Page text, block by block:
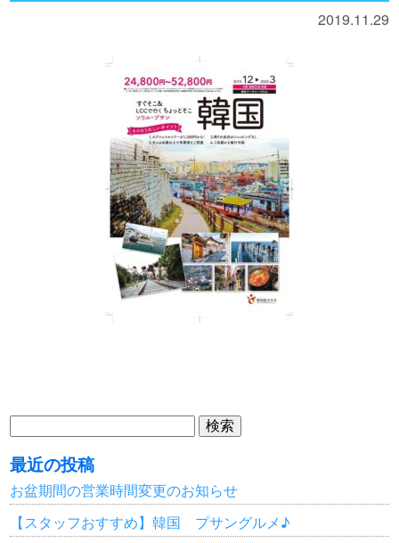
2019.11.29
検
索:
最近の投稿
お盆期間の営業時間変更のお知らせ
【スタッフおすすめ】韓国 プサングルメ♪